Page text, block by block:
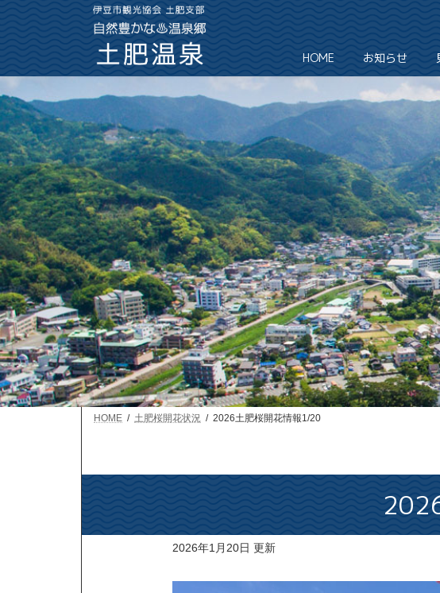
ツ
ス
キ
ッ
プ
シ
ン
に
移
動
HOME お知らせ
HOME 土肥桜開花状況 2026土肥桜開花情報1/20
2026年1月20日 更新